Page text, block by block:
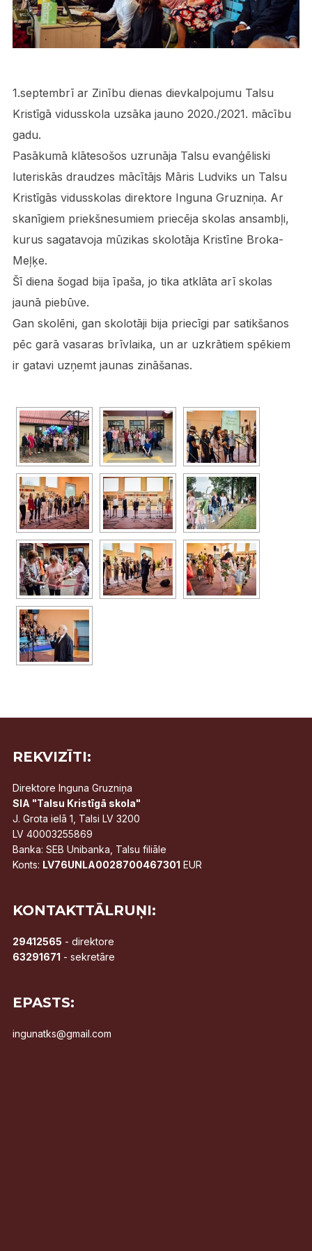
1.septembrī ar Zinību dienas dievkalpojumu Talsu
Kristīgā vidusskola uzsāka jauno 2020./2021. mācību
gadu.
Pasākumā klātesošos uzrunāja Talsu evanģēliski
luteriskās draudzes mācītājs Māris Ludviks un Talsu
Kristīgās vidusskolas direktore Inguna Gruzniņa. Ar
skanīgiem priekšnesumiem priecēja skolas ansambļi,
kurus sagatavoja mūzikas skolotāja Kristīne Broka-
Meļķe.
Šī diena šogad bija īpaša, jo tika atklāta arī skolas
jaunā piebūve.
Gan skolēni, gan skolotāji bija priecīgi par satikšanos
pēc garā vasaras brīvlaika, un ar uzkrātiem spēkiem
ir gatavi uzņemt jaunas zināšanas.
REKVIZĪTI:
Direktore Inguna Gruzniņa
SIA "Talsu Kristīgā skola"
J. Grota ielā 1, Talsi LV 3200
LV 40003255869
Banka: SEB Unibanka, Talsu filiāle
Konts: LV76UNLA0028700467301 EUR
KONTAKTTĀLRUŅI:
29412565 - direktore
63291671 - sekretāre
EPASTS:
ingunatks@gmail.com